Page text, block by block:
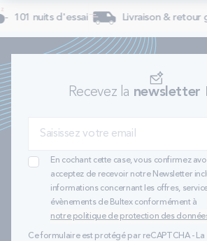
101 nuits d'essai Livraison & retour
Recevez la newsletter
En cochant cette case, vous confirmez
acceptez de recevoir notre Newsletter
informations concernant les offres,
évènements de Bultex conformément à
notre politique de protection des
Ce formulaire est protégé par reCAPTCHA - La